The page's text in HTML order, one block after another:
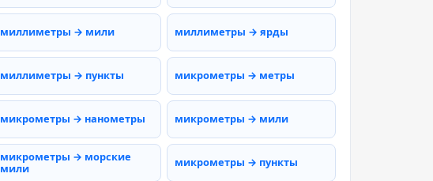
миллиметры → мили миллиметры → ярды
миллиметры → пункты микрометры → метры
микрометры → нанометры микрометры → мили
микрометры → морские
мили
микрометры → пункты